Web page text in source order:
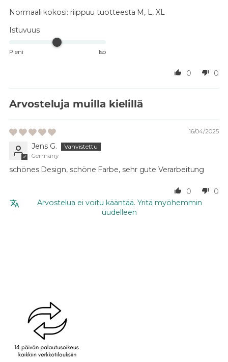
Normaali kokosi: riippuu tuotteesta M, L, XL
Istuvuus:
Pieni Iso
0 0
Arvosteluja muilla kielillä
16/04/2025
Jens G.
Germany
schönes Design, schöne Farbe, sehr gute Verarbeitung
0
0
Arvostelua ei voitu kääntää. Yritä myöhemmin
uudelleen